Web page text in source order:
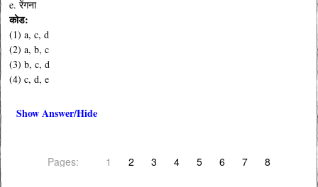
e. रेंगना
कोड:
(1) a, c, d
(2) a, b, c
(3) b, c, d
(4) c, d, e
Show Answer/Hide
Pages: 1 2 3 4 5 6 7 8